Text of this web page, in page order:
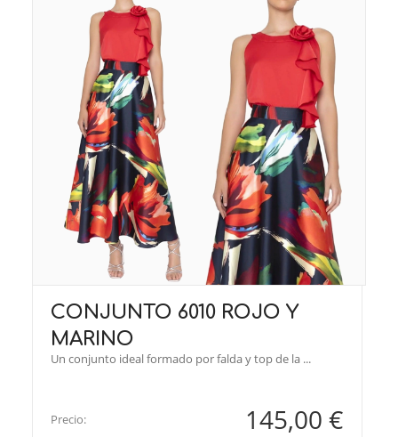
CONJUNTO 6010 ROJO Y
MARINO
Un conjunto ideal formado por falda y top de la ...
Precio: 145,00 €